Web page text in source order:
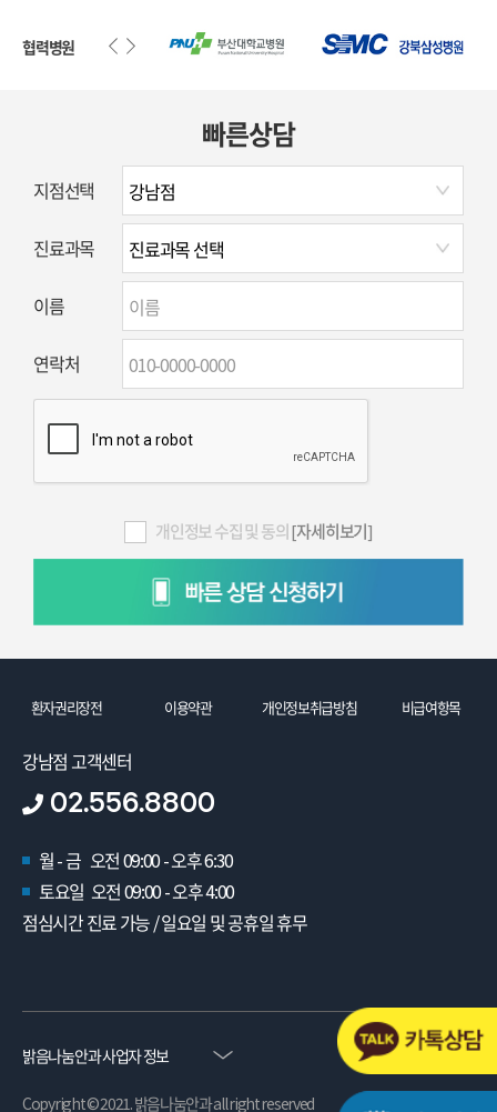
협력병원
빠른상담
지점선택
진료과목
이름
연락처
개인정보 수집 및 동의[자세히보기]
환자권리장전 이용약관 개인정보취급방침 비급여항목
강남점 고객센터
02.556.8800
월 - 금 오전 09:00 - 오후 6:30
토요일 오전 09:00 - 오후 4:00
점심시간 진료 가능 / 일요일 및 공휴일 휴무
밝음나눔안과 사업자 정보
Copyright © 2021. 밝음나눔안과 all right reserved